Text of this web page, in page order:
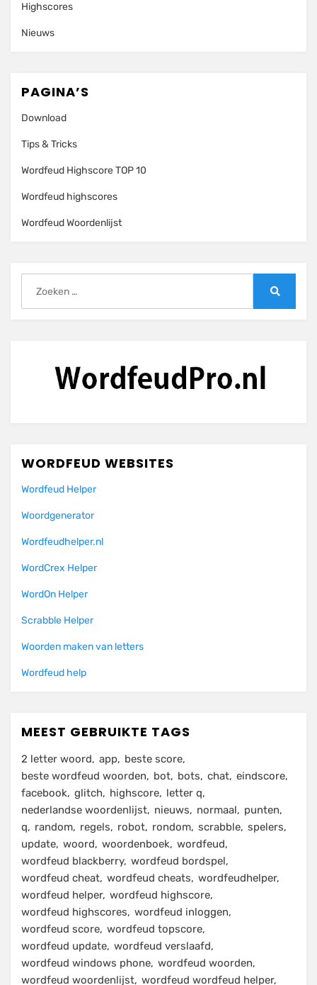
Highscores
Nieuws
PAGINA’S
Download
Tips & Tricks
Wordfeud Highscore TOP 10
Wordfeud highscores
Wordfeud Woordenlijst
naar:
WORDFEUD WEBSITES
Wordfeud Helper
Woordgenerator
Wordfeudhelper.nl
WordCrex Helper
WordOn Helper
Scrabble Helper
Woorden maken van letters
Wordfeud help
MEEST GEBRUIKTE TAGS
2 letter woord app
beste score
beste wordfeud woorden
bot bots chat eindscore
facebook glitch highscore
letter q
nederlandse woordenlijst
nieuws normaal
punten
q
random regels robot rondom scrabble spelers
update woord woordenboek wordfeud
wordfeud blackberry wordfeud bordspel
wordfeud cheat wordfeud cheats
wordfeudhelper
wordfeud helper wordfeud highscore
wordfeud highscores
wordfeud inloggen
wordfeud score wordfeud topscore
wordfeud update wordfeud verslaafd
wordfeud windows phone wordfeud woorden
wordfeud woordenlijst wordfeud wordfeud helper